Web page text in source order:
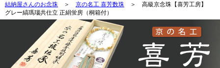
結納屋さんのお念珠 ＞ 京の名工 喜芳数珠 ＞ 高級京念珠【喜芳工房】
グレー縞瑪瑙共仕立 正絹蛍房（桐箱付）